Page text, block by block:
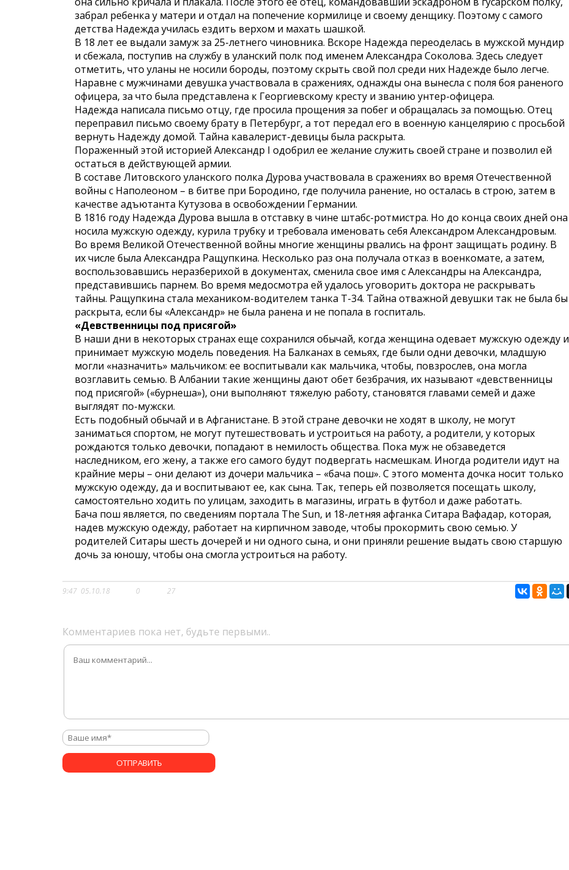
забрал ребенка у матери и отдал на попечение кормилице и своему денщику. Поэтому с самого
детства Надежда училась ездить верхом и махать шашкой.
В 18 лет ее выдали замуж за 25-летнего чиновника. Вскоре Надежда переоделась в мужской мундир
и сбежала, поступив на службу в уланский полк под именем Александра Соколова. Здесь следует
отметить, что уланы не носили бороды, поэтому скрыть свой пол среди них Надежде было легче.
Наравне с мужчинами девушка участвовала в сражениях, однажды она вынесла с поля боя раненого
офицера, за что была представлена к Георгиевскому кресту и званию унтер-офицера.
Надежда написала письмо отцу, где просила прощения за побег и обращалась за помощью. Отец
переправил письмо своему брату в Петербург, а тот передал его в военную канцелярию с просьбой
вернуть Надежду домой. Тайна кавалерист-девицы была раскрыта.
Пораженный этой историей Александр I одобрил ее желание служить своей стране и позволил ей
остаться в действующей армии.
В составе Литовского уланского полка Дурова участвовала в сражениях во время Отечественной
войны с Наполеоном – в битве при Бородино, где получила ранение, но осталась в строю, затем в
качестве адъютанта Кутузова в освобождении Германии.
В 1816 году Надежда Дурова вышла в отставку в чине штабс-ротмистра. Но до конца своих дней она
носила мужскую одежду, курила трубку и требовала именовать себя Александром Александровым.
Во время Великой Отечественной войны многие женщины рвались на фронт защищать родину. В
их числе была Александра Ращупкина. Несколько раз она получала отказ в военкомате, а затем,
воспользовавшись неразберихой в документах, сменила свое имя с Александры на Александра,
представившись парнем. Во время медосмотра ей удалось уговорить доктора не раскрывать
тайны. Ращупкина стала механиком-водителем танка Т-34. Тайна отважной девушки так не была бы
раскрыта, если бы «Александр» не была ранена и не попала в госпиталь.
«Девственницы под присягой»
В наши дни в некоторых странах еще сохранился обычай, когда женщина одевает мужскую одежду и
принимает мужскую модель поведения. На Балканах в семьях, где были одни девочки, младшую
могли «назначить» мальчиком: ее воспитывали как мальчика, чтобы, повзрослев, она могла
возглавить семью. В Албании такие женщины дают обет безбрачия, их называют «девственницы
под присягой» («бурнеша»), они выполняют тяжелую работу, становятся главами семей и даже
выглядят по-мужски.
Есть подобный обычай и в Афганистане. В этой стране девочки не ходят в школу, не могут
заниматься спортом, не могут путешествовать и устроиться на работу, а родители, у которых
рождаются только девочки, попадают в немилость общества. Пока муж не обзаведется
наследником, его жену, а также его самого будут подвергать насмешкам. Иногда родители идут на
крайние меры – они делают из дочери мальчика – «бача пош». С этого момента дочка носит только
мужскую одежду, да и воспитывают ее, как сына. Так, теперь ей позволяется посещать школу,
самостоятельно ходить по улицам, заходить в магазины, играть в футбол и даже работать.
Бача пош является, по сведениям портала The Sun, и 18-летняя афганка Ситара Вафадар, которая,
надев мужскую одежду, работает на кирпичном заводе, чтобы прокормить свою семью. У
родителей Ситары шесть дочерей и ни одного сына, и они приняли решение выдать свою старшую
дочь за юношу, чтобы она смогла устроиться на работу.
9:47 05.10.18 0 27
Комментариев пока нет, будьте первыми..